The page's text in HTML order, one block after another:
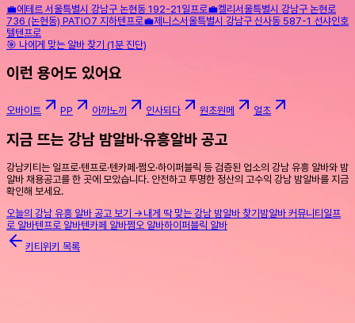
💼에테르 서울특별시 강남구 논현동 192-21 일프로💼켈리 서울특별시 강남구 논현로
736 (논현동) PATIO7 지하텐프로💼제니스서울특별시 강남구 신사동 587-1 선샤인호
텔텐프로
🎯 나에게 맞는 알바 찾기 (1분 진단)
이런 용어도 있어요
오바이트 PP 아까노끼 인사되다 원초원메 얼초
지금 뜨는 강남 밤알바·유흥알바 공고
강남키티는 일프로·텐프로·텐카페·쩜오·하이퍼블릭 등 검증된 업소의 강남 유흥 알바와 밤
알바 채용공고를 한 곳에 모았습니다. 안전하고 투명한 정산의 고수익 강남 밤알바를 지금
확인해 보세요.
오늘의 강남 유흥 알바 공고 보기 → 내게 딱 맞는 강남 밤알바 찾기밤알바 커뮤니티일프
로 알바텐프로 알바텐카페 알바쩜오 알바하이퍼블릭 알바
키티위키 목록